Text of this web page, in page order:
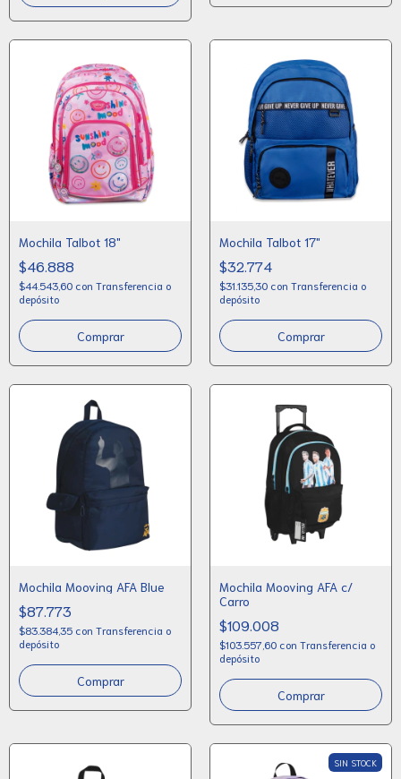
Mochila Talbot 18"
$46.888
$44.543,60 con Transferencia o
depósito
Comprar
Mochila Talbot 17"
$32.774
$31.135,30 con Transferencia o
depósito
Comprar
Mochila Mooving AFA Blue
$87.773
$83.384,35 con Transferencia o
depósito
Mochila Mooving AFA c/
Carro
$109.008
$103.557,60 con Transferencia o
depósito
SIN STOCK